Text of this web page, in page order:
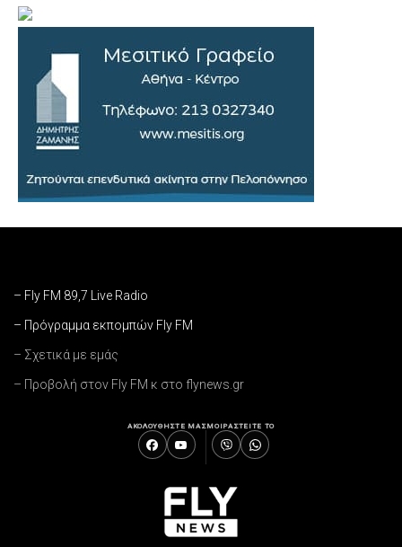
– Fly FM 89,7 Live Radio
– Πρόγραμμα εκπομπών Fly FM
– Σχετικά με εμάς
– Προβολή στον Fly FM κ στο flynews.gr
ΑΚΟΛΟΥΘΗΣΤΕ ΜΑΣΜΟΙΡΑΣΤΕΙΤΕ ΤΟ